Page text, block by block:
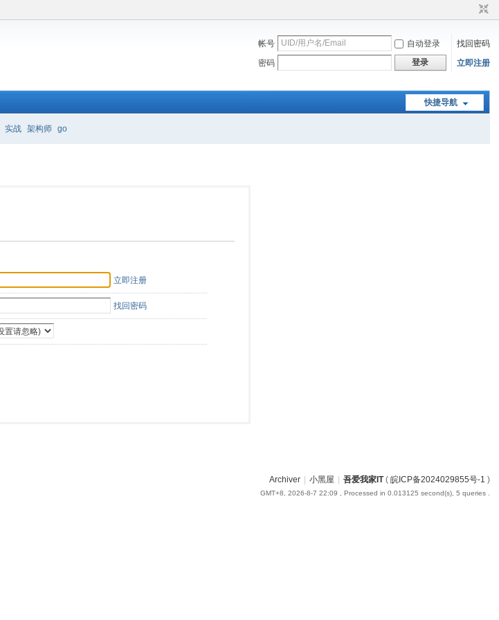
帐号 自动登录
找回密码
密码
登录 立即注册
快捷导航
实战 架构师 go
立即注册
找回密码
Archiver 小黑屋 吾爱我家IT( 皖ICP备2024029855号-1 )
GMT+8, 2026-8-7 22:09 , Processed in 0.013125 second(s), 5 queries .